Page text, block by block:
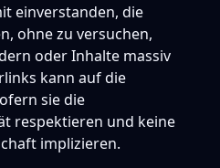
einverstanden, die
ohne zu versuchen,
oder Inhalte massiv
kann auf die
sie die
respektieren und keine
implizieren.